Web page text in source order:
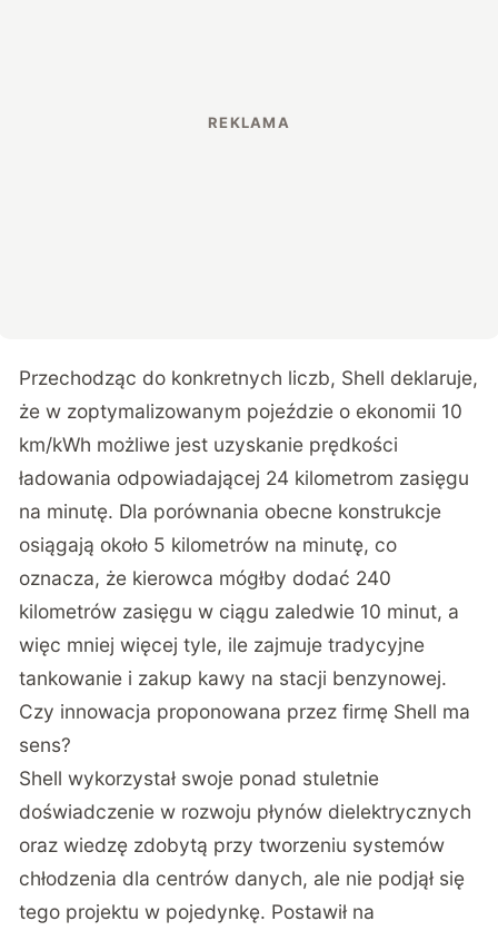
Przechodząc do konkretnych liczb, Shell deklaruje,
że w zoptymalizowanym pojeździe o ekonomii 10
km/kWh możliwe jest uzyskanie prędkości
ładowania odpowiadającej 24 kilometrom zasięgu
na minutę. Dla porównania obecne konstrukcje
osiągają około 5 kilometrów na minutę, co
oznacza, że kierowca mógłby dodać 240
kilometrów zasięgu w ciągu zaledwie 10 minut, a
więc mniej więcej tyle, ile zajmuje tradycyjne
tankowanie i zakup kawy na stacji benzynowej.
Czy innowacja proponowana przez firmę Shell ma
sens?
Shell wykorzystał swoje ponad stuletnie
doświadczenie w rozwoju płynów dielektrycznych
oraz wiedzę zdobytą przy tworzeniu systemów
chłodzenia dla centrów danych, ale nie podjął się
tego projektu w pojedynkę. Postawił na